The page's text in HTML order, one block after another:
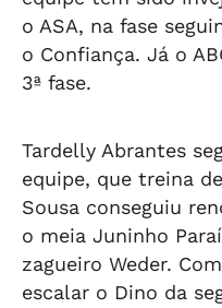
o ASA, na fase
o Confiança. Já o
3ª fase.
Tardelly Abrantes
equipe, que treina
Sousa conseguiu
o meia Juninho
zagueiro Weder.
escalar o Dino da